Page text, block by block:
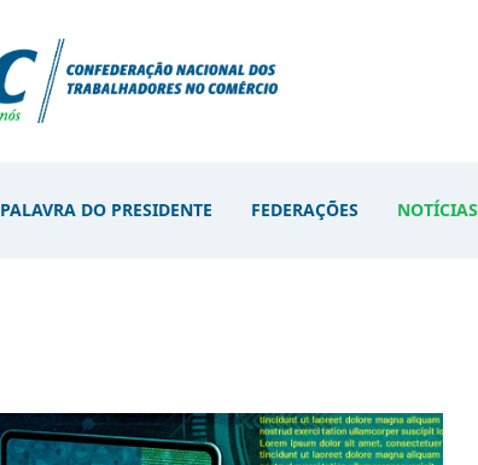
PALAVRA DO PRESIDENTE FEDERAÇÕES NOTÍCIAS